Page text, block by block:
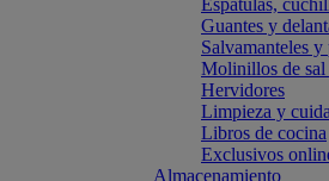
Espátulas,
Guantes y
Salvamanteles y
Molinillos de sal
Hervidores
Limpieza y
Libros de cocina
Exclusivos
Almacenamiento